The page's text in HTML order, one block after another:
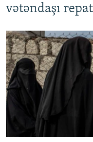
vətəndaşı